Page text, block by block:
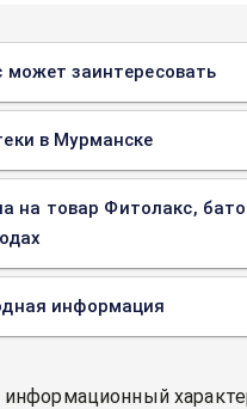
может заинтересовать
в Мурманске
на товар Фитолакс,
информация